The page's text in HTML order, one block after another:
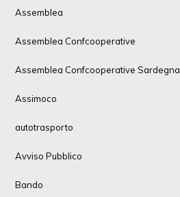
Assemblea
Assemblea Confcooperative
Assemblea Confcooperative Sardegna
Assimoco
autotrasporto
Avviso Pubblico
Bando